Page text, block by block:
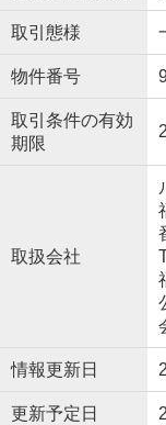
取引態様
物件番号
取引条件の有効
期限
取扱会社
情報更新日
更新予定日